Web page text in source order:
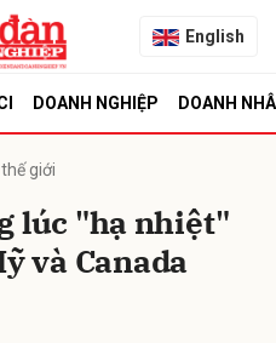
English
DOANH NGHIỆP DOANH
giới
lúc "hạ nhiệt"
và Canada